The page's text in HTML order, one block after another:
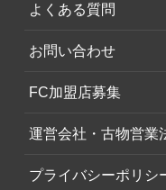
よくある質問
お問い合わせ
FC加盟店募集
運営会社・古物営業
プライバシーポリシ